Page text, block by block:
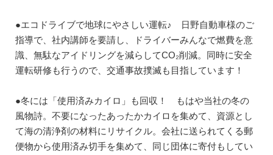
●エコドライブで地球にやさしい運転♪ 日野自動車様のご
指導で、社内講師を要請し、ドライバーみんなで燃費を意
識、無駄なアイドリングを減らしてCO₂削減。同時に安全
運転研修も行うので、交通事故撲滅も目指しています！
●冬には「使用済みカイロ」も回収！ もはや当社の冬の
風物詩。不要になったあったかカイロを集めて、資源とし
て海の清浄剤の材料にリサイクル。会社に送られてくる郵
便物から使用済み切手を集めて、同じ団体に寄付もしてい